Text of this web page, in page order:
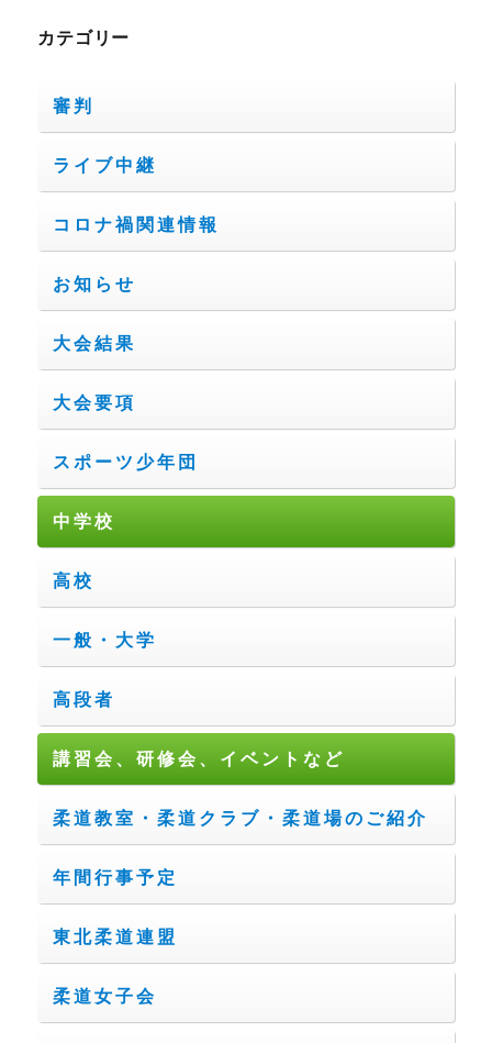
カテゴリー
審判
ライブ中継
コロナ禍関連情報
お知らせ
大会結果
大会要項
スポーツ少年団
中学校
高校
一般・大学
高段者
講習会、研修会、イベントなど
柔道教室・柔道クラブ・柔道場のご紹介
年間行事予定
東北柔道連盟
柔道女子会